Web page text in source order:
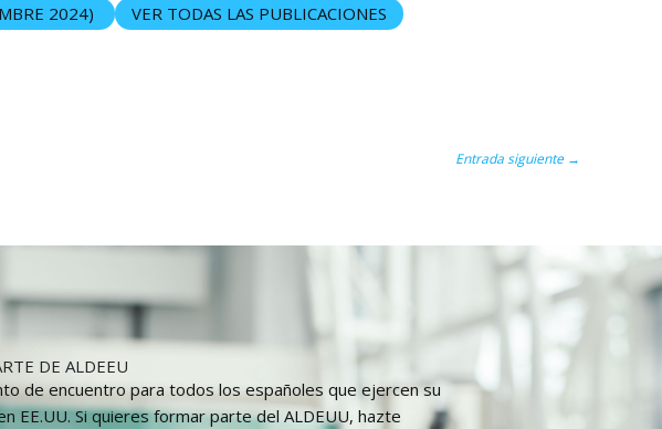
2024) VER TODAS LAS PUBLICACIONES
Entrada siguiente →
DE ALDEEU
de encuentro para todos los españoles que ejercen su
EE.UU. Si quieres formar parte del ALDEUU, hazte